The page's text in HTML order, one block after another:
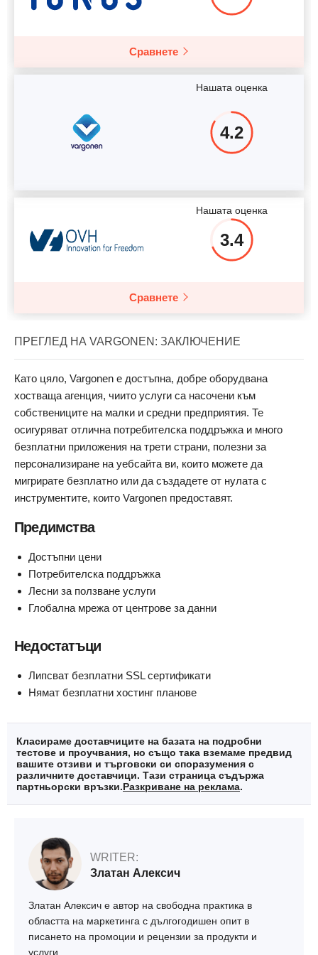
Сравнете
Нашата оценка
4.2
Нашата оценка
3.4
Сравнете
ПРЕГЛЕД НА VARGONEN: ЗАКЛЮЧЕНИЕ
Като цяло, Vargonen е достъпна, добре оборудвана
хостваща агенция, чиито услуги са насочени към
собствениците на малки и средни предприятия. Те
осигуряват отлична потребителска поддръжка и много
безплатни приложения на трети страни, полезни за
персонализиране на уебсайта ви, които можете да
мигрирате безплатно или да създадете от нулата с
инструментите, които Vargonen предоставят.
Предимства
Достъпни цени
Потребителска поддръжка
Лесни за ползване услуги
Глобална мрежа от центрове за данни
Недостатъци
Липсват безплатни SSL сертификати
Нямат безплатни хостинг планове
Класираме доставчиците на базата на подробни
тестове и проучвания, но също така вземаме предвид
вашите отзиви и търговски си споразумения с
различните доставчици. Тази страница съдържа
партньорски връзки.Разкриване на реклама.
WRITER:
Златан Алексич
Златан Алексич е автор на свободна практика в
областта на маркетинга с дългогодишен опит в
писането на промоции и рецензии за продукти и
услуги.